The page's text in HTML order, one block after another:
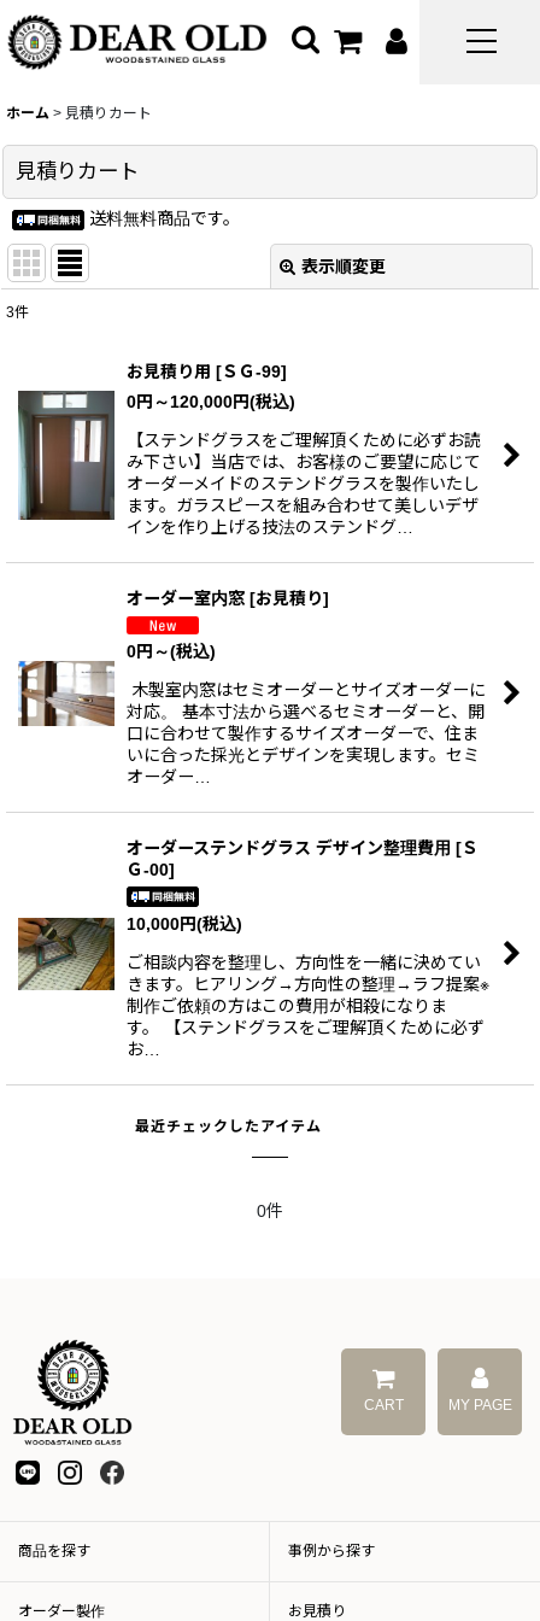
ホーム > 見積りカート
見積りカート
送料無料商品です。
表示順変更
並び順
絞り込む
3件
お見積り用 [ＳＧ-99]
0円 ～120,000円(税込)
【ステンドグラスをご理解頂くために必ずお読
み下さい】当店では、お客様のご要望に応じて
オーダーメイドのステンドグラスを製作いたし
ます。ガラスピースを組み合わせて美しいデザ
インを作り上げる技法のステンドグ…
オーダー室内窓 [お見積り]
0円 ～(税込)
木製室内窓はセミオーダーとサイズオーダーに
対応。 基本寸法から選べるセミオーダーと、開
口に合わせて製作するサイズオーダーで、住ま
いに合った採光とデザインを実現します。セミ
オーダー…
オーダーステンドグラス デザイン整理費用 [Ｓ
Ｇ-00]
10,000円(税込)
ご相談内容を整理し、方向性を一緒に決めてい
きます。ヒアリング→方向性の整理→ラフ提案※
制作ご依頼の方はこの費用が相殺になりま
す。 【ステンドグラスをご理解頂くために必ず
お…
最近チェックしたアイテム
0件
CART MY PAGE
商品を探す 事例から探す
オーダー製作 お見積り